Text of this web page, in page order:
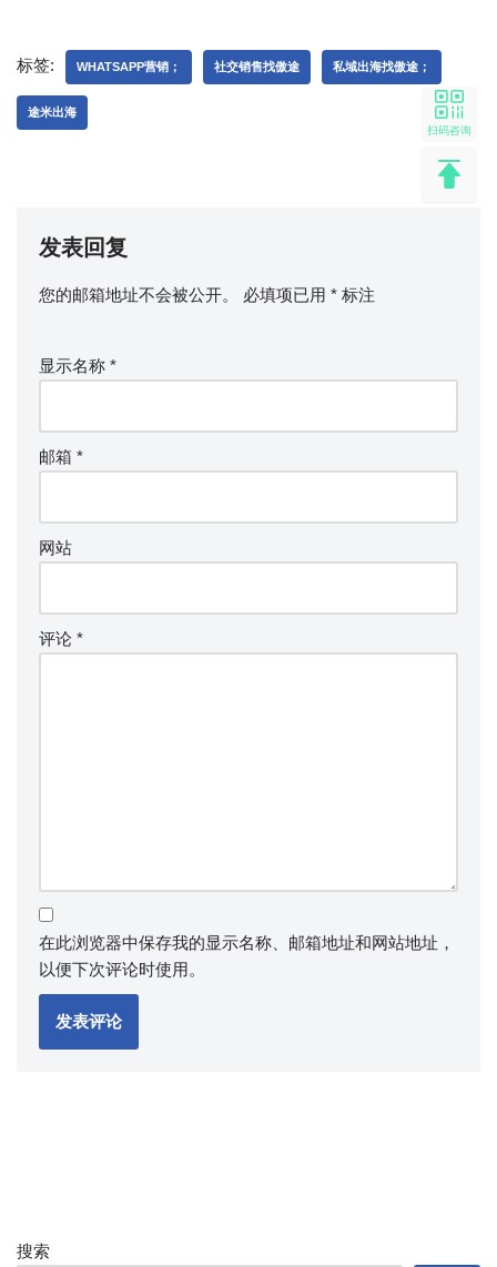
标签: WHATSAPP营销； 社交销售找傲途 私域出海找傲途；
途米出海
发表回复
您的邮箱地址不会被公开。 必填项已用 * 标注
显示名称 *
邮箱 *
网站
评论 *
在此浏览器中保存我的显示名称、邮箱地址和网站地址，
以便下次评论时使用。
搜索
扫码咨询